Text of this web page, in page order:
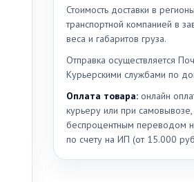
Стоимость доставки в
транспортной компанией в
веса и габаритов груза.
Отправка осуществляется
Курьерскими службами по
Оплата товара: онлайн
курьеру или при самовывозе,
беспроцентным переводом
по счету на ИП (от 15.000